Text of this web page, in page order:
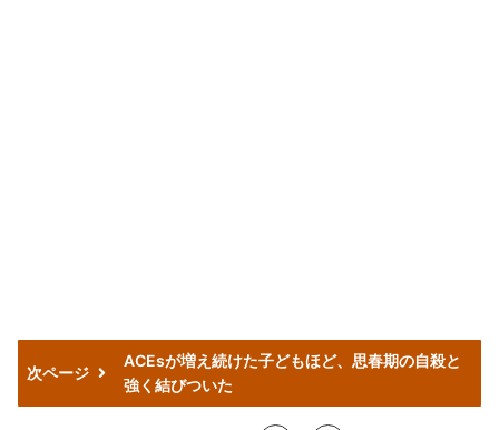
次ページ
ACEsが増え続けた子どもほど、思春期の自殺と
強く結びついた